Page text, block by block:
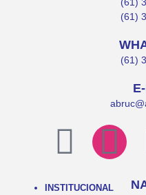
(61)
(61)
INSTITUCIONAL